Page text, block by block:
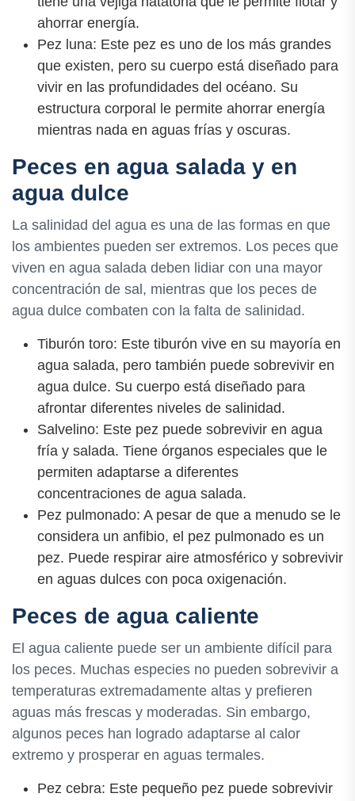
ahorrar energía.
Pez luna: Este pez es uno de los más grandes
que existen, pero su cuerpo está diseñado para
vivir en las profundidades del océano. Su
estructura corporal le permite ahorrar energía
mientras nada en aguas frías y oscuras.
Peces en agua salada y en
agua dulce
La salinidad del agua es una de las formas en que
los ambientes pueden ser extremos. Los peces que
viven en agua salada deben lidiar con una mayor
concentración de sal, mientras que los peces de
agua dulce combaten con la falta de salinidad.
Tiburón toro: Este tiburón vive en su mayoría en
agua salada, pero también puede sobrevivir en
agua dulce. Su cuerpo está diseñado para
afrontar diferentes niveles de salinidad.
Salvelino: Este pez puede sobrevivir en agua
fría y salada. Tiene órganos especiales que le
permiten adaptarse a diferentes
concentraciones de agua salada.
Pez pulmonado: A pesar de que a menudo se le
considera un anfibio, el pez pulmonado es un
pez. Puede respirar aire atmosférico y sobrevivir
en aguas dulces con poca oxigenación.
Peces de agua caliente
El agua caliente puede ser un ambiente difícil para
los peces. Muchas especies no pueden sobrevivir a
temperaturas extremadamente altas y prefieren
aguas más frescas y moderadas. Sin embargo,
algunos peces han logrado adaptarse al calor
extremo y prosperar en aguas termales.
Pez cebra: Este pequeño pez puede sobrevivir